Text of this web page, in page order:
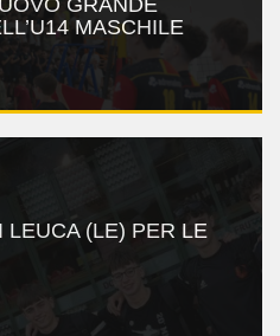
GRANDE
MASCHILE
LEUCA (LE) PER LE